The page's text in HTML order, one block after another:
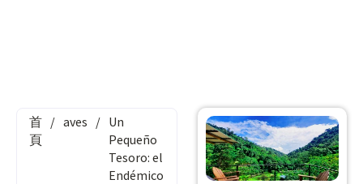
首
頁
/ aves / Un
Pequeño
Tesoro: el
Endémico